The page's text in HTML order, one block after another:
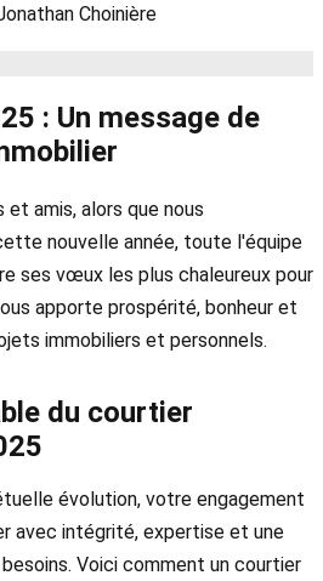
Choinière
: Un message de
amis, alors que nous
nouvelle année, toute l'équipe
ses vœux les plus chaleureux pour
apporte prospérité, bonheur et
immobiliers et personnels.
du courtier
évolution, votre engagement
avec intégrité, expertise et une
Voici comment un courtier